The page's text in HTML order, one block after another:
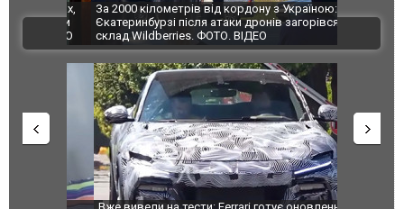
За 2000 кілометрів від кордону з Україною: в
Єкатеринбурзі після атаки дронів загорівся
склад Wildberries. ФОТО. ВІДЕО
"Мої
ВІДЕО